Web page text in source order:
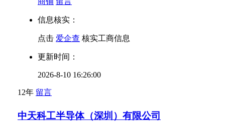
信息核实：
点击 爱企查 核实工商信息
更新时间：
2026-8-10 16:26:00
12年 留言
中天科工半导体（深圳）有限公司